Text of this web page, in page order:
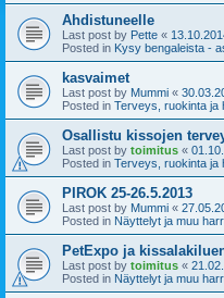
Ahdistuneelle
Last post by Pette «
Posted in Kysy bengaleista -
kasvaimet
Last post by Mummi «
Posted in Terveys, ruokinta ja
Osallistu kissojen
Last post by toimitus «
Posted in Terveys, ruokinta ja
PIROK 25-26.5.2013
Last post by Mummi «
Posted in Näyttelyt ja muu
PetExpo ja
Last post by toimitus «
Posted in Näyttelyt ja muu